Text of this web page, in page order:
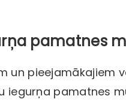
pamatnes
un pieejamākajiem
iegurņa pamatnes